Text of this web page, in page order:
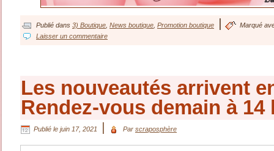
Publié dans 3) Boutique News boutique Promotion boutique
Marqué
Laisser un commentaire
Les nouveautés arrivent
Rendez-vous demain à 14
Publié le juin 17, 2021 Par scraposphère